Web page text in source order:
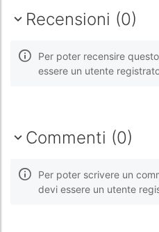
Recensioni (0)
Per poter recensire
essere un utente
Commenti (0)
Per poter scrivere un
devi essere un utente